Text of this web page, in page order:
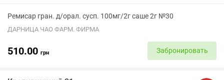
Ремисар гран. д/орал. сусп. 100мг/2г саше 2г №30
ДАРНИЦА ЧАО ФАРМ. ФИРМА
510.00 грн Забронировать